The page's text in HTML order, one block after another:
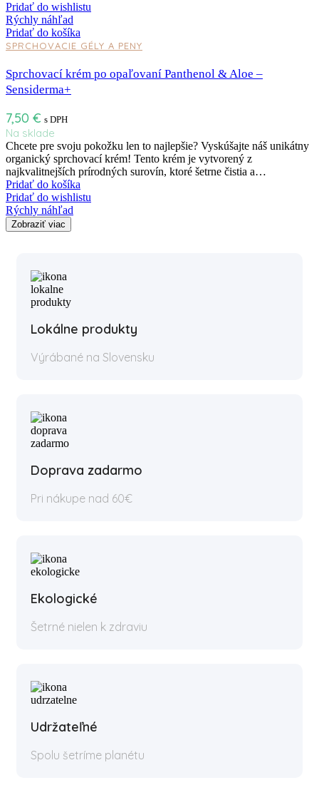
Pridať do wishlistu
Rýchly náhľad
Pridať do košíka
SPRCHOVACIE GÉLY A PENY
Sprchovací krém po opaľovaní Panthenol & Aloe –
Sensiderma+
7,50 € s DPH
Na sklade
Chcete pre svoju pokožku len to najlepšie? Vyskúšajte náš unikátny
organický sprchovací krém! Tento krém je vytvorený z
najkvalitnejších prírodných surovín, ktoré šetrne čistia a…
Pridať do košíka
Pridať do wishlistu
Rýchly náhľad
Zobraziť viac
Lokálne produkty
Výrábané na Slovensku
Doprava zadarmo
Pri nákupe nad 60€
Ekologické
Šetrné nielen k zdraviu
Udržateľné
Spolu šetríme planétu